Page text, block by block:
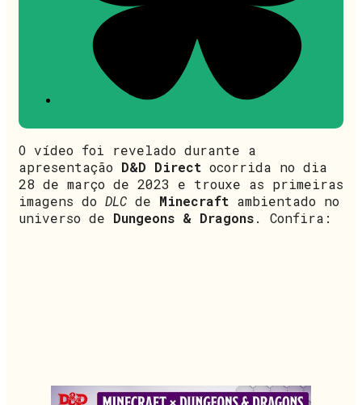
O vídeo foi revelado durante a
apresentação D&D Direct ocorrida no dia
28 de março de 2023 e trouxe as primeiras
imagens do DLC de Minecraft ambientado no
universo de Dungeons & Dragons. Confira: